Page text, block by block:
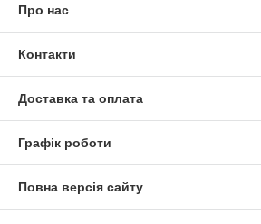
Про нас
Контакти
Доставка та оплата
Графік роботи
Повна версія сайту